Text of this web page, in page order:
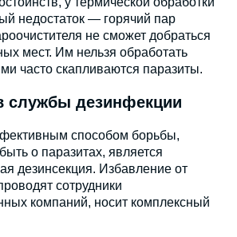
недостаток — горячий пар
не сможет добраться
мест. Им нельзя обработать
часто скапливаются паразиты.
службы дезинфекции
способом борьбы,
о паразитах, является
дезинсекция. Избавление от
сотрудники
компаний, носит комплексный